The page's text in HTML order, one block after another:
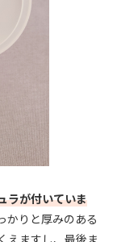
ラが付いていま
かりと厚みのある